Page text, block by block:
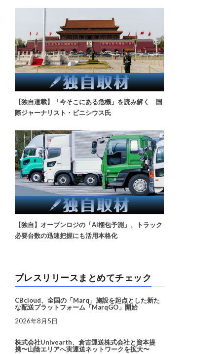
【独自連載】「今そこにある危機」を読み解く 国
際ジャーナリスト・ビニシウス氏
【独自】オープンロジの「AI梱包予測」、トラック
必要台数の迅速把握にも活用本格化
プレスリリースまとめてチェック
CBcloud、全国の「Marq」施設を起点とした新た
な配送プラットフォーム「MarqGO」開始
2026年8月5日
株式会社Univearth、倉吉運送株式会社と資本提
携〜山陰エリアへ実運送ネットワークを拡大〜